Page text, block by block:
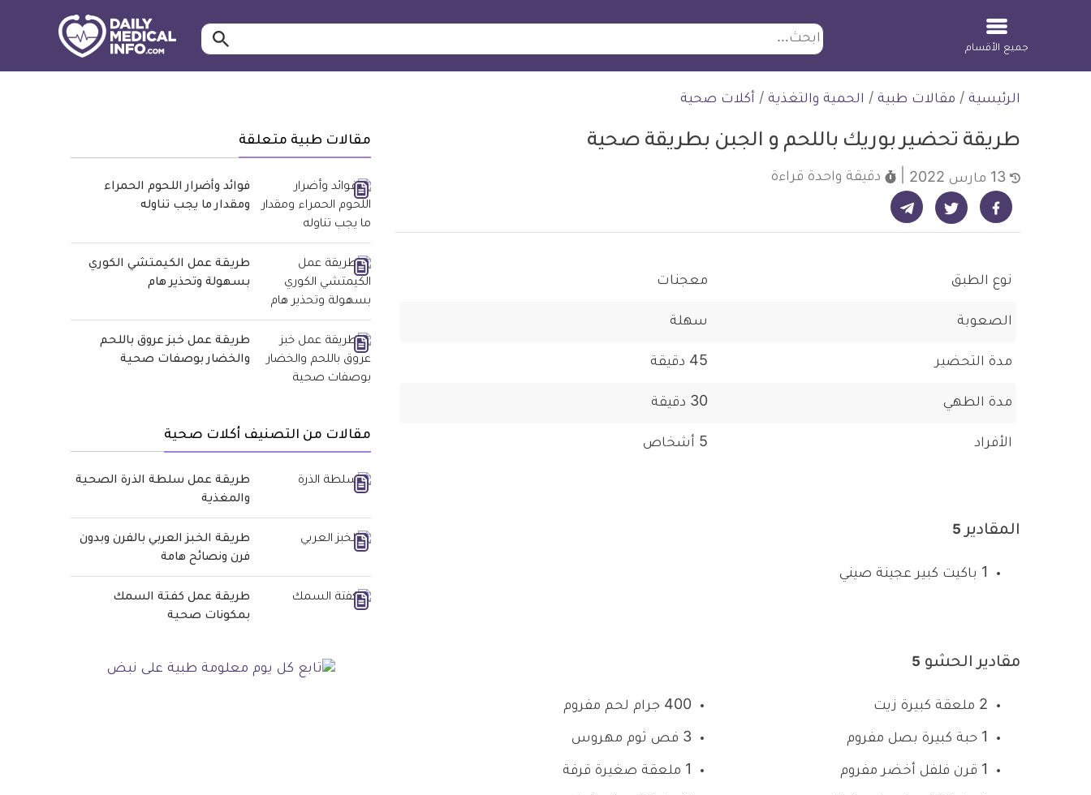
ابحث ابحث…
جميع الأقسام
الرئيسية / مقالات طبية / الحمية والتغذية / أكلات صحية
طريقة تحضير بوريك باللحم و الجبن بطريقة صحية
دقيقة واحدة قراءة
شارك على فيسبوك - ديلي ميديكال انفو شارك على تويتر - ديلي ميديكال انفو شارك على تيليجرام - ديلي ميديكال انفو
نوع الطبق معجنات
الصعوبة سهلة
مدة التحضير 45 دقيقة
مدة الطهي 30 دقيقة
الأفراد 5 أشخاص
المقادير 5
1 باكيت كبير عجينة صيني
مقادير الحشو 5
2 ملعقة كبيرة زيت 400 جرام لحم مفروم
1 حبة كبيرة بصل مفروم 3 فص ثوم مهروس
1 قرن فلفل أخضر مفروم 1 ملعقة صغيرة قرفة
مقالات طبية متعلقة
فوائد وأضرار اللحوم الحمراء
ومقدار ما يجب تناوله
طريقة عمل الكيمتشي الكوري
بسهولة وتحذير هام
طريقة عمل خبز عروق باللحم
والخضار بوصفات صحية
مقالات من التصنيف أكلات صحية
طريقة عمل سلطة الذرة الصحية
والمغذية
طريقة الخبز العربي بالفرن وبدون
فرن ونصائح هامة
طريقة عمل كفتة السمك
بمكونات صحية